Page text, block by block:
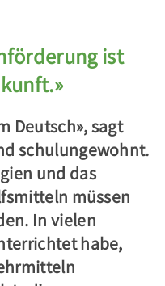
ist
Deutsch», sagt
schulungewohnt.
und das
müssen
In vielen
habe,